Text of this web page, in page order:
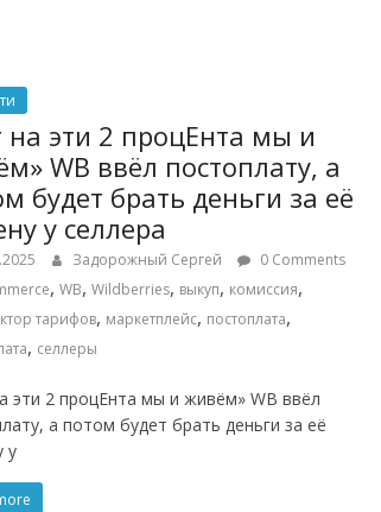
на эти 2 процЕнта мы и
WB ввёл постоплату, а
будет брать деньги за её
у селлера
Задорожный Сергей
0 Comments
,WB,Wildberries, выкуп, комиссия,
тарифов, маркетплейс, постоплата,
, селлеры
эти 2 процЕнта мы и живём» WB ввёл
а потом будет брать деньги за её
у